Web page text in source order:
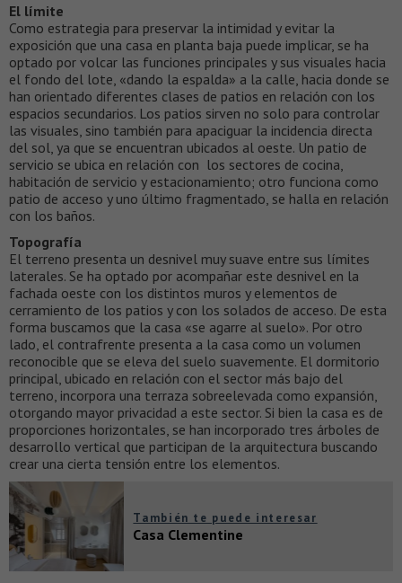
El límite
Como estrategia para preservar la intimidad y evitar la
exposición que una casa en planta baja puede implicar, se ha
optado por volcar las funciones principales y sus visuales hacia
el fondo del lote, «dando la espalda» a la calle, hacia donde se
han orientado diferentes clases de patios en relación con los
espacios secundarios. Los patios sirven no solo para controlar
las visuales, sino también para apaciguar la incidencia directa
del sol, ya que se encuentran ubicados al oeste. Un patio de
servicio se ubica en relación con los sectores de cocina,
habitación de servicio y estacionamiento; otro funciona como
patio de acceso y uno último fragmentado, se halla en relación
con los baños.
Topografía
El terreno presenta un desnivel muy suave entre sus límites
laterales. Se ha optado por acompañar este desnivel en la
fachada oeste con los distintos muros y elementos de
cerramiento de los patios y con los solados de acceso. De esta
forma buscamos que la casa «se agarre al suelo». Por otro
lado, el contrafrente presenta a la casa como un volumen
reconocible que se eleva del suelo suavemente. El dormitorio
principal, ubicado en relación con el sector más bajo del
terreno, incorpora una terraza sobreelevada como expansión,
otorgando mayor privacidad a este sector. Si bien la casa es de
proporciones horizontales, se han incorporado tres árboles de
desarrollo vertical que participan de la arquitectura buscando
crear una cierta tensión entre los elementos.
También te puede interesar
Casa Clementine